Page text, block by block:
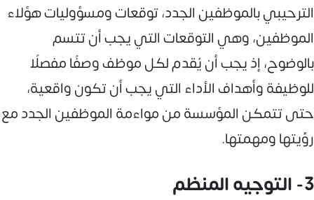
الترحيبي بالموظفين الجدد، توقعات ومسؤوليات هؤلاء
الموظفين، وهي التوقعات التي يجب أن تتسم
بالوضوح، إذ يجب أن يُقدم لكل موظف وصفًا مفصلًا
للوظيفة وأهداف الأداء التي يجب أن تكون واقعية،
حتى تتمكن المؤسسة من مواءمة الموظفين الجدد مع
رؤيتها ومهمتها.
3- التوجيه المنظم